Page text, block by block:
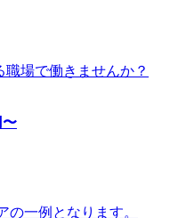
場で働きませんか？
〜
一例となります。